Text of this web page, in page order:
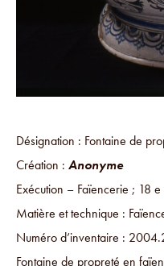
Désignation : Fontaine de
Création : Anonyme
Exécution – Faïencerie ; 18 e
Matière et technique :
Numéro d’inventaire :
Fontaine de propreté en